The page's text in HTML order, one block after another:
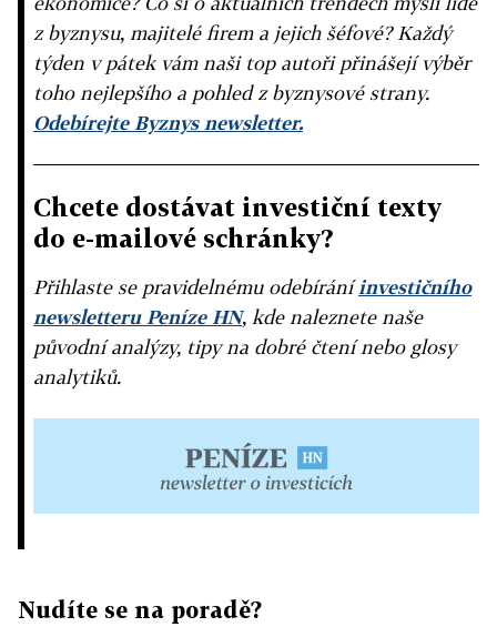
z byznysu, majitelé firem a jejich šéfové? Každý
týden v pátek vám naši top autoři přinášejí výběr
toho nejlepšího a pohled z byznysové strany.
Odebírejte Byznys newsletter.
Chcete dostávat investiční texty
do e-mailové schránky?
Přihlaste se pravidelnému odebíráníinvestičního
newsletteru Peníze HN, kde naleznete naše
původní analýzy, tipy na dobré čtení nebo glosy
analytiků.
Nudíte se na poradě?